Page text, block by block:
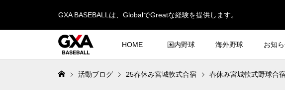
GXA BASEBALLは、GlobalでGreatな経験を提供します。
HOME 国内野球 海外野球 お知
活動ブログ 25春休み宮城軟式合宿 春休み宮城軟式野球合